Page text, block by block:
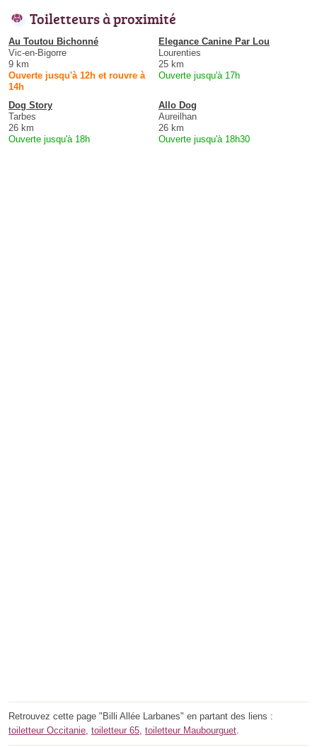
Toiletteurs à proximité
Au Toutou Bichonné
Vic-en-Bigorre
9 km
Ouverte jusqu'à 12h et rouvre à
14h
Elegance Canine Par Lou
Lourenties
25 km
Ouverte jusqu'à 17h
Dog Story
Tarbes
26 km
Ouverte jusqu'à 18h
Allo Dog
Aureilhan
26 km
Ouverte jusqu'à 18h30
Retrouvez cette page "Billi Allée Larbanes" en partant des liens :
toiletteur Occitanie toiletteur 65 toiletteur Maubourguet